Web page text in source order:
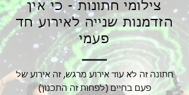
צילומי חתונות - כי אין
הזדמנות שנייה לאירוע חד
פעמי
חתונה זה לא עוד אירוע מרגש, זה אירוע של
פעם בחיים (לפחות זה התכנון)